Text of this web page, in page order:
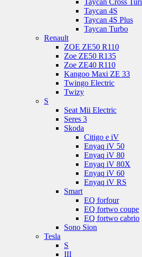
Taycan 4S
Taycan 4S Plus
Taycan Turbo
Renault
ZOE ZE50 R110
Zoe ZE50 R135
Zoe ZE40 R110
Kangoo Maxi ZE 33
Twingo Electric
Twizy
S
Seat Mii Electric
Seres 3
Skoda
Citigo e iV
Enyaq iV 50
Enyaq iV 80
Enyaq iV 80X
Enyaq iV 60
Enyaq iV RS
Smart
EQ forfour
EQ fortwo coupe
EQ fortwo cabrio
Sono Sion
Tesla
S
III